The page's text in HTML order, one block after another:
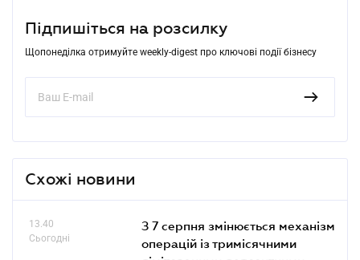
Підпишіться на розсилку
Щопонеділка отримуйте weekly-digest про ключові події бізнесу
Схожі новини
13.40
Сьогодні
З 7 серпня змінюється механізм
операцій із тримісячними